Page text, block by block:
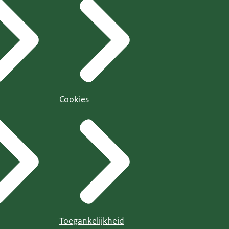
Cookies
Toegankelijkheid